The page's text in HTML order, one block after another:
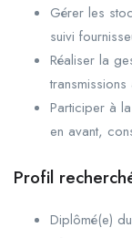
Gérer les
suivi
Réaliser la
Participer à
en avant,
Profil
Diplômé(e) du